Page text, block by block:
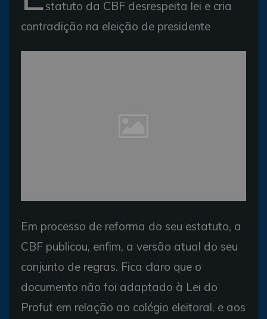
statuto da CBF desrespeita lei e cria
contradição na eleição de presidente
Em processo de reforma do seu estatuto, a
CBF publicou, enfim, a versão atual do seu
conjunto de regras. Fica claro que o
documento não foi adaptado à Lei do
Profut em relação ao colégio eleitoral, e aos